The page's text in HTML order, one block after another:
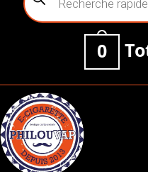
content
de
0